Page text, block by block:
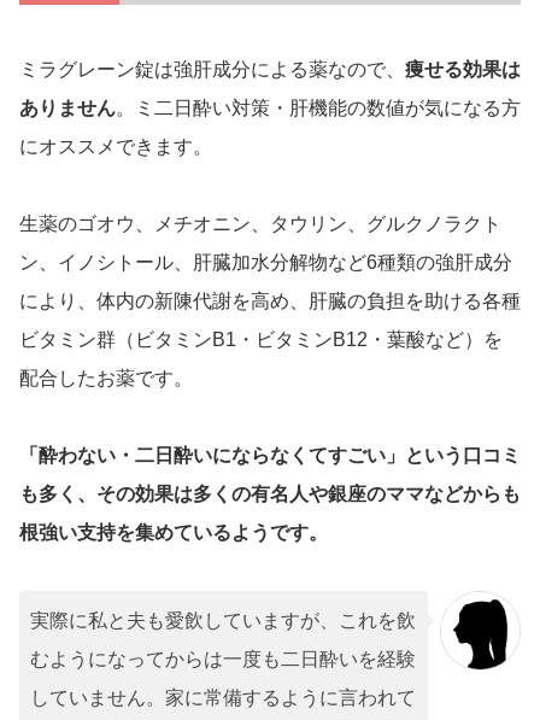
ミラグレーン錠は強肝成分による薬なので、 痩せる効果は
ありません。ミ二日酔い対策・肝機能の数値が気になる方
にオススメできます。
生薬のゴオウ、メチオニン、タウリン、グルクノラクト
ン、イノシトール、肝臓加水分解物など6種類の強肝成分
により、体内の新陳代謝を高め、肝臓の負担を助ける各種
ビタミン群（ビタミンB1・ビタミンB12・葉酸など）を
配合したお薬です。
「酔わない・二日酔いにならなくてすごい」という口コミ
も多く、その効果は多くの有名人や銀座のママなどからも
根強い支持を集めているようです。
実際に私と夫も愛飲していますが、これを飲
むようになってからは一度も二日酔いを経験
していません。家に常備するように言われて